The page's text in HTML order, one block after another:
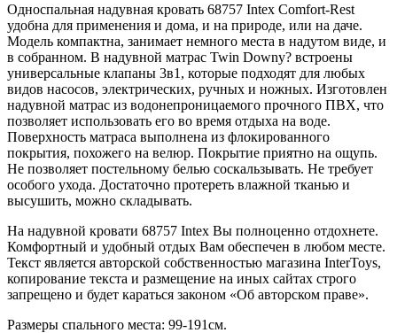
Односпальная надувная кровать 68757 Intex Comfort-Rest
удобна для применения и дома, и на природе, или на даче.
Модель компактна, занимает немного места в надутом виде, и
в собранном. В надувной матрас Twin Downy? встроены
универсальные клапаны 3в1, которые подходят для любых
видов насосов, электрических, ручных и ножных. Изготовлен
надувной матрас из водонепроницаемого прочного ПВХ, что
позволяет использовать его во время отдыха на воде.
Поверхность матраса выполнена из флокированного
покрытия, похожего на велюр. Покрытие приятно на ощупь.
Не позволяет постельному белью соскальзывать. Не требует
особого ухода. Достаточно протереть влажной тканью и
высушить, можно складывать.
На надувной кровати 68757 Intex Вы полноценно отдохнете.
Комфортный и удобный отдых Вам обеспечен в любом месте.
Текст является авторской собственностью магазина InterToys,
копирование текста и размещение на иных сайтах строго
запрещено и будет караться законом «Об авторском праве».
Размеры спального места: 99-191см.